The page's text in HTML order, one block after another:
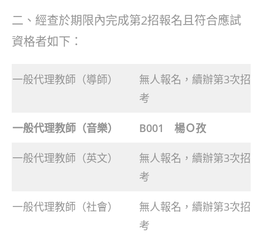
二、經查於期限內完成第2招報名且符合應試
資格者如下：
一般代理教師（導師）
無人報名，續辦第3次招
考
一般代理教師（音樂） B001 楊Ｏ孜
一般代理教師（英文）
無人報名，續辦第3次招
考
一般代理教師（社會）
無人報名，續辦第3次招
考